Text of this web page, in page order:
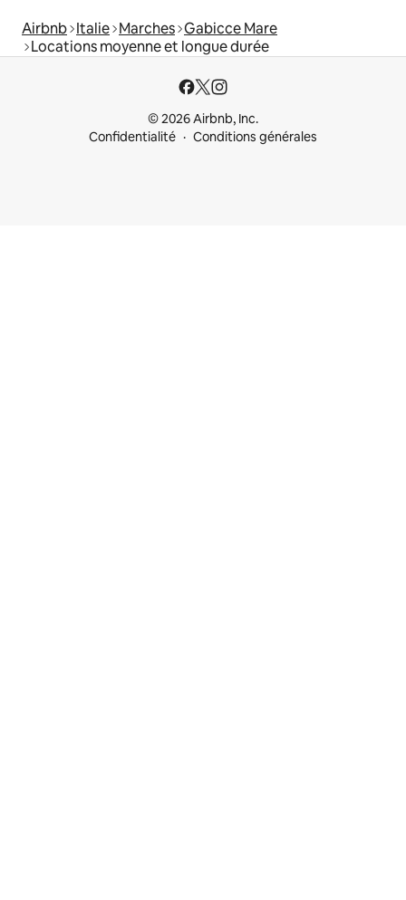
Airbnb Italie Marches Gabicce Mare
Locations moyenne et longue durée
© 2026 Airbnb, Inc.
Confidentialité
Conditions générales